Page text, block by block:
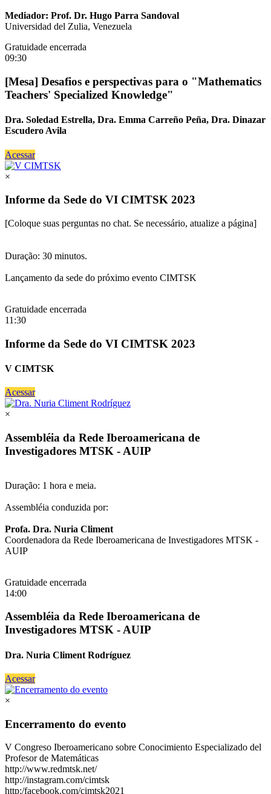
Mediador: Prof. Dr. Hugo Parra Sandoval
Universidad del Zulia, Venezuela
Gratuidade encerrada
09:30
[Mesa] Desafios e perspectivas para o "Mathematics
Teachers' Specialized Knowledge"
Dra. Soledad Estrella, Dra. Emma Carreño Peña, Dra. Dinazar
Escudero Avila
Acessar
×
Informe da Sede do VI CIMTSK 2023
[Coloque suas perguntas no chat. Se necessário, atualize a página]
Duração: 30 minutos.
Lançamento da sede do próximo evento CIMTSK
Gratuidade encerrada
11:30
Informe da Sede do VI CIMTSK 2023
V CIMTSK
Acessar
×
Assembléia da Rede Iberoamericana de
Investigadores MTSK - AUIP
Duração: 1 hora e meia.
Assembléia conduzida por:
Profa. Dra. Nuria Climent
Coordenadora da Rede Iberoamericana de Investigadores MTSK -
AUIP
Gratuidade encerrada
14:00
Assembléia da Rede Iberoamericana de
Investigadores MTSK - AUIP
Dra. Nuria Climent Rodríguez
Acessar
×
Encerramento do evento
V Congreso Iberoamericano sobre Conocimiento Especializado del
Profesor de Matemáticas
http://www.redmtsk.net/
http://instagram.com/cimtsk
http:/facebook.com/cimtsk2021